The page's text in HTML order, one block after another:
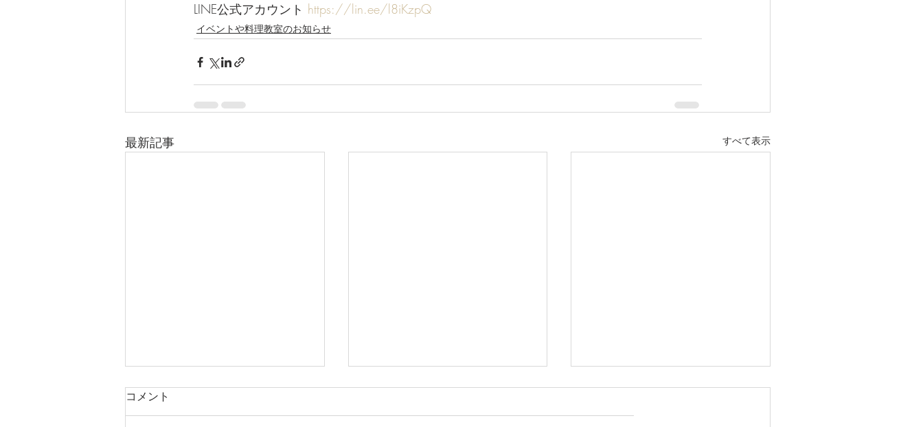
LINE公式アカウント https://lin.ee/l8iKzpQ
イベントや料理教室のお知らせ
最新記事 すべて表示
コメント